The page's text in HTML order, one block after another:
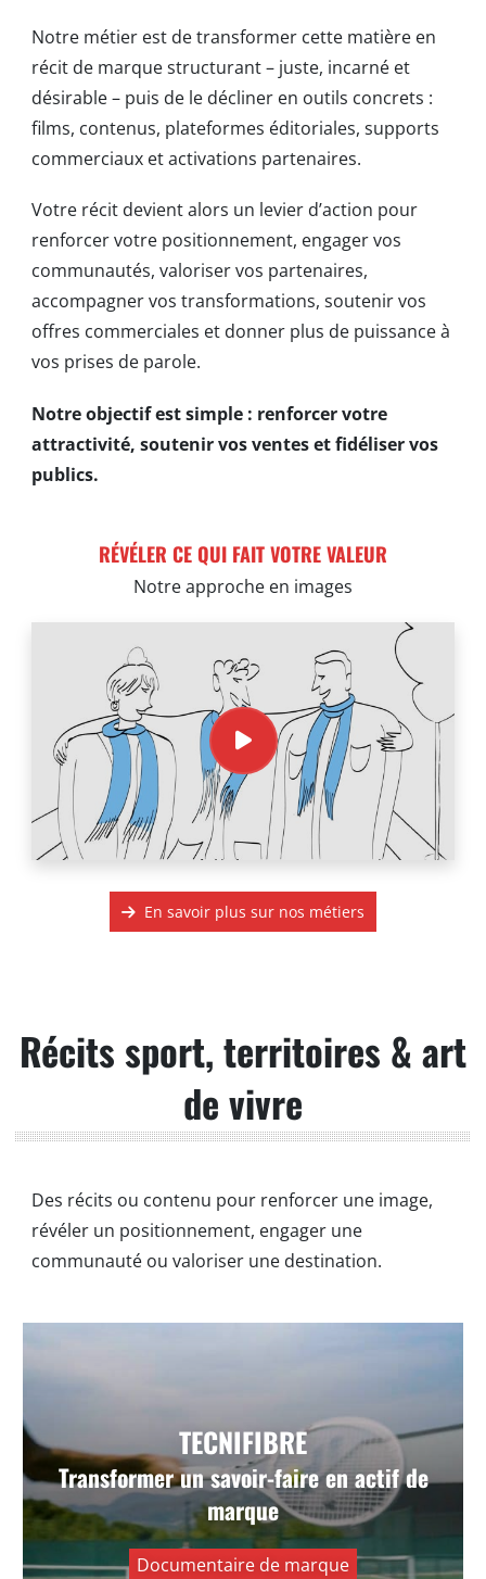
Notre métier est de transformer cette matière en
récit de marque structurant – juste, incarné et
désirable – puis de le décliner en outils concrets :
films, contenus, plateformes éditoriales, supports
commerciaux et activations partenaires.
Votre récit devient alors un levier d’action pour
renforcer votre positionnement, engager vos
communautés, valoriser vos partenaires,
accompagner vos transformations, soutenir vos
offres commerciales et donner plus de puissance à
vos prises de parole.
Notre objectif est simple : renforcer votre
attractivité, soutenir vos ventes et fidéliser vos
publics.
RÉVÉLER CE QUI FAIT VOTRE VALEUR
Notre approche en images
En savoir plus sur nos métiers
Récits sport, territoires & art
de vivre
Des récits ou contenu pour renforcer une image,
révéler un positionnement, engager une
communauté ou valoriser une destination.
TECNIFIBRE
Transformer un savoir-faire en actif de
marque
Documentaire de marque
Tecnifibre — D’une corde à l’autre
Valoriser l’histoire, l’innovation et le savoir-faire
d’une marque iconique du tennis.
VOIR +